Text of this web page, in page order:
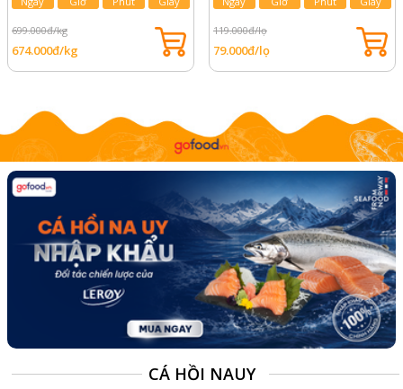
699.000đ/kg
674.000đ/kg
119.000đ/lọ
79.000đ/lọ
CÁ HỒI NAUY